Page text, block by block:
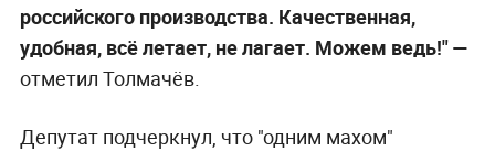
российского производства. Качественная,
удобная, всё летает, не лагает. Можем ведь!" —
отметил Толмачёв.
Депутат подчеркнул, что "одним махом"